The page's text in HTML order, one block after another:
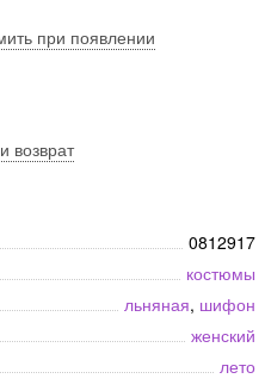
при появлении
возврат
0812917
костюмы
льняная, шифон
женский
лето